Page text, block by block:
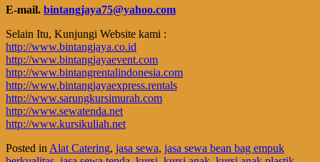
E-mail. bintangjaya75@yahoo.com
Selain Itu, Kunjungi Website kami :
http://www.bintangjaya.co.id
http://www.bintangjayaevent.com
http://www.bintangrentalindonesia.com
http://www.bintangjayaexpress.rentals
http://www.sarungkursimurah.com
http://www.sewatenda.net
http://www.kursikuliah.net
Posted in Alat Catering, jasa sewa, jasa sewa bean bag empuk